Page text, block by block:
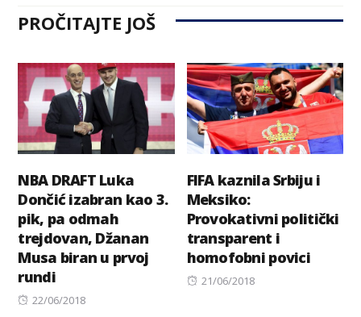
PROČITAJTE JOŠ
NBA DRAFT Luka
Dončić izabran kao 3.
pik, pa odmah
trejdovan, Džanan
Musa biran u prvoj
rundi
Posted
22/06/2018
FIFA kaznila Srbiju i
Meksiko:
Provokativni politički
transparent i
homofobni povici
Posted
21/06/2018